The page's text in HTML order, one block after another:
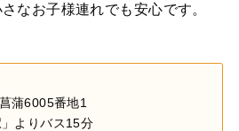
なお子様連れでも安心です。
蒲6005番地1
よりバス15分